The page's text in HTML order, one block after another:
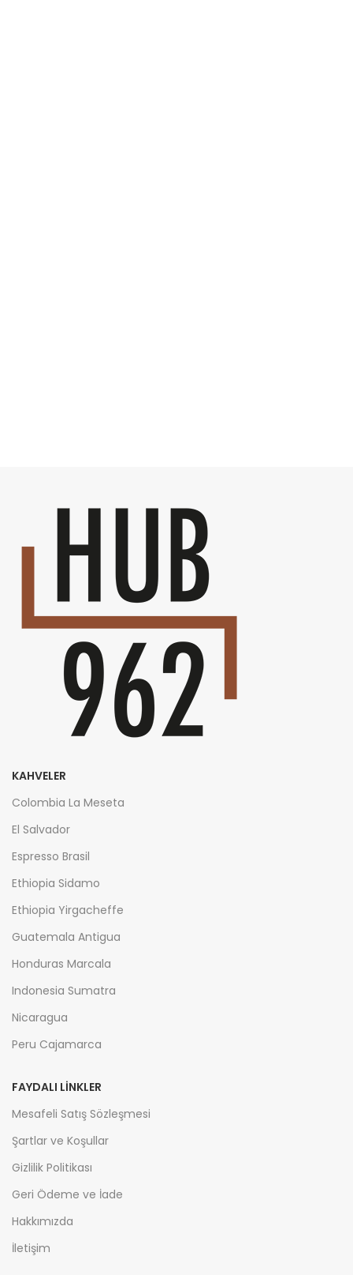
KAHVELER
Colombia La Meseta
El Salvador
Espresso Brasil
Ethiopia Sidamo
Ethiopia Yirgacheffe
Guatemala Antigua
Honduras Marcala
Indonesia Sumatra
Nicaragua
Peru Cajamarca
FAYDALI LİNKLER
Mesafeli Satış Sözleşmesi
Şartlar ve Koşullar
Gizlilik Politikası
Geri Ödeme ve İade
Hakkımızda
İletişim